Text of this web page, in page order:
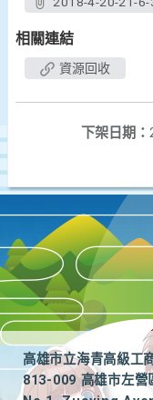
相關連結
資源回收
下架日期：
高雄市立海青高級工
813-009 高雄市左營